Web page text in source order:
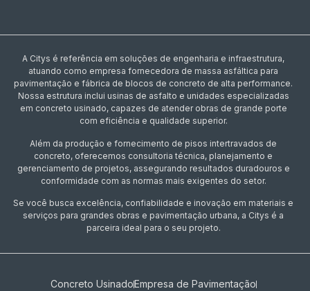
A Citys é referência em soluções de engenharia e infraestrutura,
atuando como empresa fornecedora de massa asfáltica para
pavimentação e fábrica de blocos de concreto de alta performance.
Nossa estrutura inclui usinas de asfalto e unidades especializadas
em concreto usinado, capazes de atender obras de grande porte
com eficiência e qualidade superior.
Além da produção e fornecimento de pisos intertravados de
concreto, oferecemos consultoria técnica, planejamento e
gerenciamento de projetos, assegurando resultados duradouros e
conformidade com as normas mais exigentes do setor.
Se você busca excelência, confiabilidade e inovação em materiais e
serviços para grandes obras e pavimentação urbana, a Citys é a
parceira ideal para o seu projeto.
Concreto UsinadoEmpresa de Pavimentação